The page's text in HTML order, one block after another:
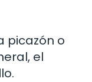
picazón o
el